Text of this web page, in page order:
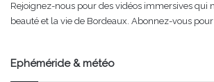
Rejoignez-nous pour des vidéos immersives qui
beauté et la vie de Bordeaux. Abonnez-vous
Ephéméride & météo